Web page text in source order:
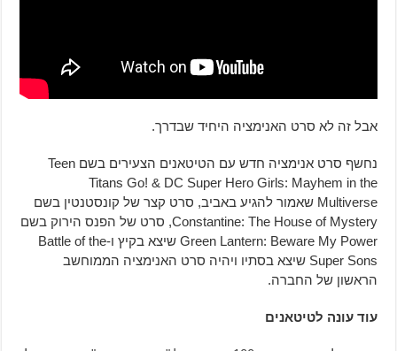
אבל זה לא סרט האנימציה היחיד שבדרך.
נחשף סרט אנימציה חדש עם הטיטאנים הצעירים בשם Teen
Titans Go! & DC Super Hero Girls: Mayhem in the
Multiverse שאמור להגיע באביב, סרט קצר של קונסטנטין בשם
Constantine: The House of Mystery, סרט של הפנס הירוק בשם
Green Lantern: Beware My Power שיצא בקיץ ו-Battle of the
Super Sons שיצא בסתיו ויהיה סרט האנימציה הממוחשב
הראשון של החברה.
עוד עונה לטיטאנים